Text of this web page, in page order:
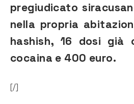
pregiudicato
nella propria
hashish, 16 dosi già
cocaina e 400 euro.
[/]